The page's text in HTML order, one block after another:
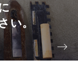
い。